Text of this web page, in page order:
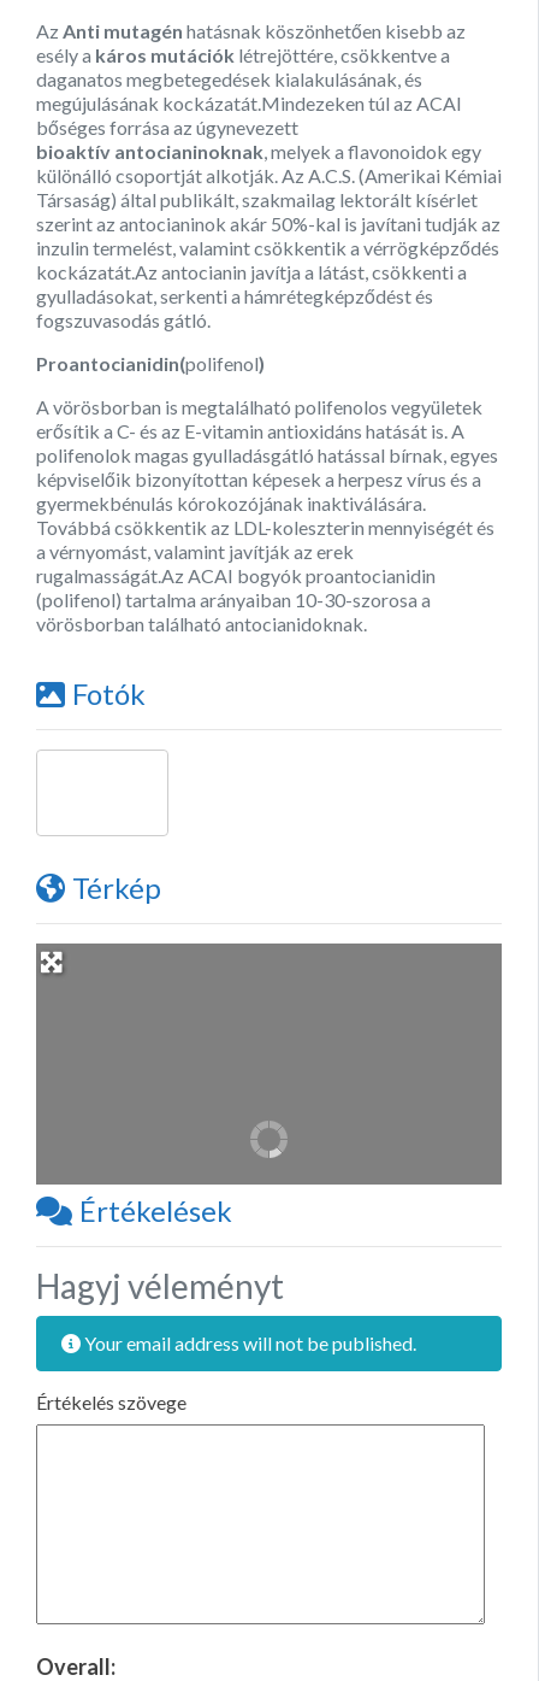
Az Anti mutagén hatásnak köszönhetően kisebb az
esély a káros mutációk létrejöttére, csökkentve a
daganatos megbetegedések kialakulásának, és
megújulásának kockázatát.Mindezeken túl az ACAI
bőséges forrása az úgynevezett
bioaktív antocianinoknak , melyek a flavonoidok egy
különálló csoportját alkot­ják. Az A.C.S. (Amerikai Kémiai
Társaság) által publikált, szakmailag lektorált kísérlet
szerint az antocianinok akár 50%-kal is javítani tudják az
inzulin termelést, valamint csökkentik a vérrögképződés
kockázatát.Az antocianin javítja a látást, csökkenti a
gyulladásokat, serkenti a hámrétegképződést és
fogszuvasodás gátló.
Proantocianidin(polifenol)
A vörösborban is megtalálható polifenolos vegyületek
erősítik a C- és az E-vitamin antioxidáns hatását is. A
polifenolok magas gyulladásgátló hatással bírnak, egyes
képviselőik bizonyítottan képesek a herpesz vírus és a
gyermekbénulás kórokozójának inaktiválására.
Továbbá csökkentik az LDL-koleszterin mennyiségét és
a vérnyomást, valamint javítják az erek
rugalmasságát.Az ACAI bogyók proantocianidin
(polifenol) tartalma arányaiban 10-30-szorosa a
vörösborban található antocianidoknak.
Fotók
Térkép
Értékelések
Hagyj véleményt
Your email address will not be published.
Értékelés szövege
Overall: